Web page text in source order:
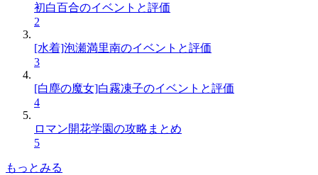
初白百合のイベントと評価
2
[水着]泡瀬満里南のイベントと評価
3
[白塵の魔女]白霧凍子のイベントと評価
4
ロマン開花学園の攻略まとめ
5
もっとみる